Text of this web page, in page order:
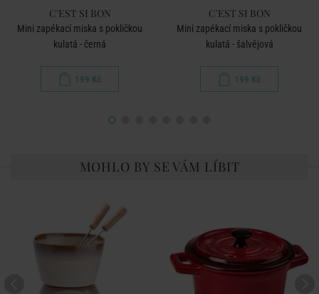
C'EST SI BON
Mini zapékací miska s pokličkou
kulatá - černá
199 Kč
C'EST SI BON
Mini zapékací miska s pokličkou
kulatá - šalvějová
199 Kč
MOHLO BY SE VÁM LÍBIT